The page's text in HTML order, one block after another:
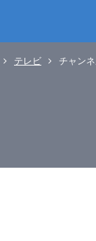
テレビ チャン